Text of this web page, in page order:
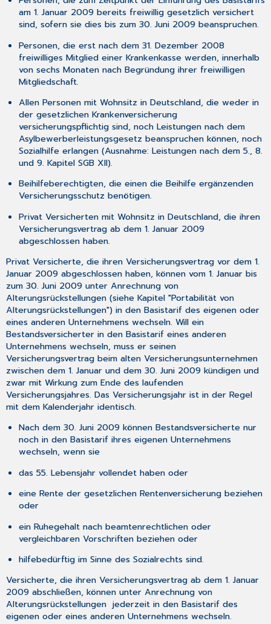
am 1. Januar 2009 bereits freiwillig gesetzlich versichert
sind, sofern sie dies bis zum 30. Juni 2009 beanspruchen.
Personen, die erst nach dem 31. Dezember 2008
freiwilliges Mitglied einer Krankenkasse werden, innerhalb
von sechs Monaten nach Begründung ihrer freiwilligen
Mitgliedschaft.
Allen Personen mit Wohnsitz in Deutschland, die weder in
der gesetzlichen Krankenversicherung
versicherungspflichtig sind, noch Leistungen nach dem
Asylbewerberleistungsgesetz beanspruchen können, noch
Sozialhilfe erlangen (Ausnahme: Leistungen nach dem 5., 8.
und 9. Kapitel SGB XII).
Beihilfeberechtigten, die einen die Beihilfe ergänzenden
Versicherungsschutz benötigen.
Privat Versicherten mit Wohnsitz in Deutschland, die ihren
Versicherungsvertrag ab dem 1. Januar 2009
abgeschlossen haben.
Privat Versicherte, die ihren Versicherungsvertrag vor dem 1.
Januar 2009 abgeschlossen haben, können vom 1. Januar bis
zum 30. Juni 2009 unter Anrechnung von
Alterungsrückstellungen (siehe Kapitel "Portabilität von
Alterungsrückstellungen") in den Basistarif des eigenen oder
eines anderen Unternehmens wechseln. Will ein
Bestandsversicherter in den Basistarif eines anderen
Unternehmens wechseln, muss er seinen
Versicherungsvertrag beim alten Versicherungsunternehmen
zwischen dem 1. Januar und dem 30. Juni 2009 kündigen und
zwar mit Wirkung zum Ende des laufenden
Versicherungsjahres. Das Versicherungsjahr ist in der Regel
mit dem Kalenderjahr identisch.
Nach dem 30. Juni 2009 können Bestandsversicherte nur
noch in den Basistarif ihres eigenen Unternehmens
wechseln, wenn sie
das 55. Lebensjahr vollendet haben oder
eine Rente der gesetzlichen Rentenversicherung beziehen
oder
ein Ruhegehalt nach beamtenrechtlichen oder
vergleichbaren Vorschriften beziehen oder
hilfebedürftig im Sinne des Sozialrechts sind.
Versicherte, die ihren Versicherungsvertrag ab dem 1. Januar
2009 abschließen, können unter Anrechnung von
Alterungsrückstellungen jederzeit in den Basistarif des
eigenen oder eines anderen Unternehmens wechseln.